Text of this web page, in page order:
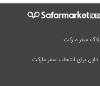
سفر مارکت